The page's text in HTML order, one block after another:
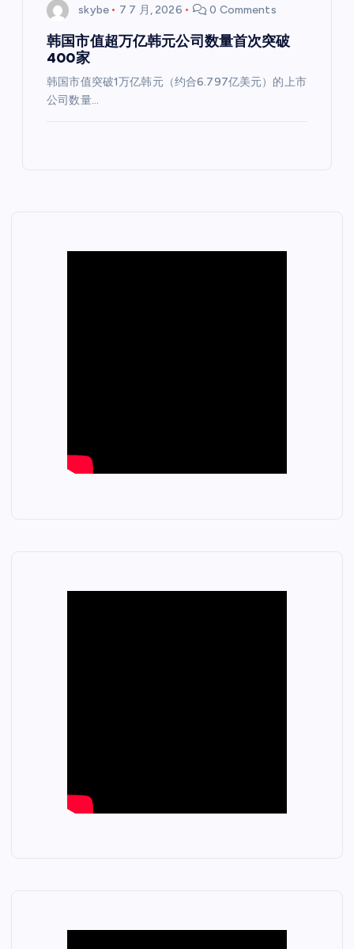
skybe 7 7 月, 2026 0 Comments
韩国市值超万亿韩元公司数量首次突破
400家
韩国市值突破1万亿韩元（约合6.797亿美元）的上市
公司数量…